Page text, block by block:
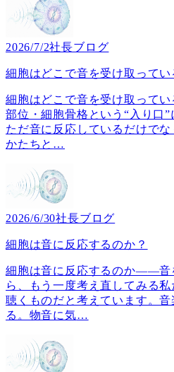
2026/7/2社長ブログ
細胞はどこで音を受け取ってい
細胞はどこで音を受け取って
部位・細胞骨格という“入り口
ただ音に反応しているだけで
かたちと …
2026/6/30社長ブログ
細胞は音に反応するのか？
細胞は音に反応するのか――音
ら、もう一度考え直してみる
聴くものだと考えています。
る。物音に気…